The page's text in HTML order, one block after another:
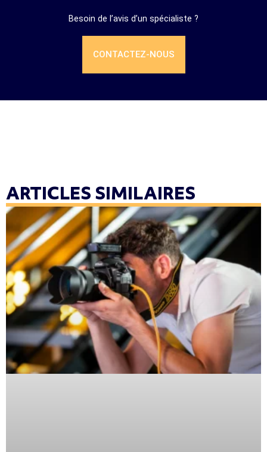
Besoin de l’avis d’un spécialiste ?
CONTACTEZ-NOUS
ARTICLES SIMILAIRES